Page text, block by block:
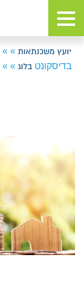
יועץ משכנתאות »
»
בדיסקונט בלוג »
»